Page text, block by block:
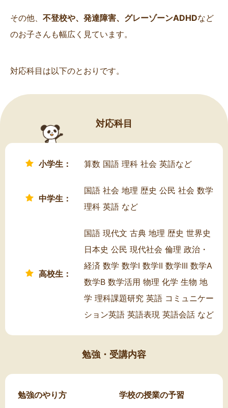
その他、 不登校や、発達障害、グレーゾーンADHDなど
のお子さんも幅広く見ています。
対応科目は以下のとおりです。
対応科目
小学生： 算数 国語 理科 社会 英語など
中学生：
国語 社会 地理 歴史 公民 社会 数学
理科 英語 など
高校生：
国語 現代文 古典 地理 歴史 世界史
日本史 公民 現代社会 倫理 政治・
経済 数学 数学I 数学II 数学III 数学A
数学B 数学活用 物理 化学 生物 地
学 理科課題研究 英語 コミュニケー
ション英語 英語表現 英語会話 など
勉強・受講内容
勉強のやり方 学校の授業の予習